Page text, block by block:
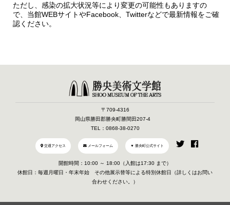
ただし、感染の拡大状況等により変更の可能性もありますの
で、当館WEBサイトやFacebook、Twitterなどで最新情報をご確
認ください。
〒709-4316
岡山県勝田郡勝央町勝間田207-4
TEL：0868-38-0270
交通アクセス メールフォーム ▼ 勝央町公式サイト
開館時間：10:00 ～ 18:00（入館は17:30 まで）
休館日：毎週月曜日・年末年始 その他展示替等による特別休館日（詳しくはお問い
合わせください。）